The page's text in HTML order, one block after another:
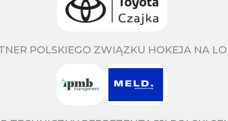
POLSKIEGO ZWIĄZKU HOKEJA NA